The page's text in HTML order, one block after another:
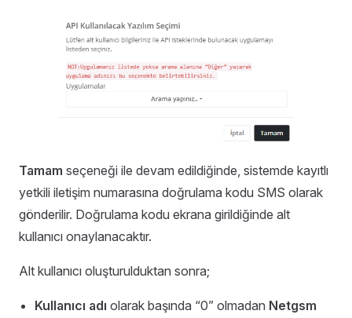
Tamam seçeneği ile devam edildiğinde, sistemde kayıtlı
yetkili iletişim numarasına doğrulama kodu SMS olarak
gönderilir. Doğrulama kodu ekrana girildiğinde alt
kullanıcı onaylanacaktır.
Alt kullanıcı oluşturulduktan sonra;
Kullanıcı adı olarak başında “0” olmadan Netgsm